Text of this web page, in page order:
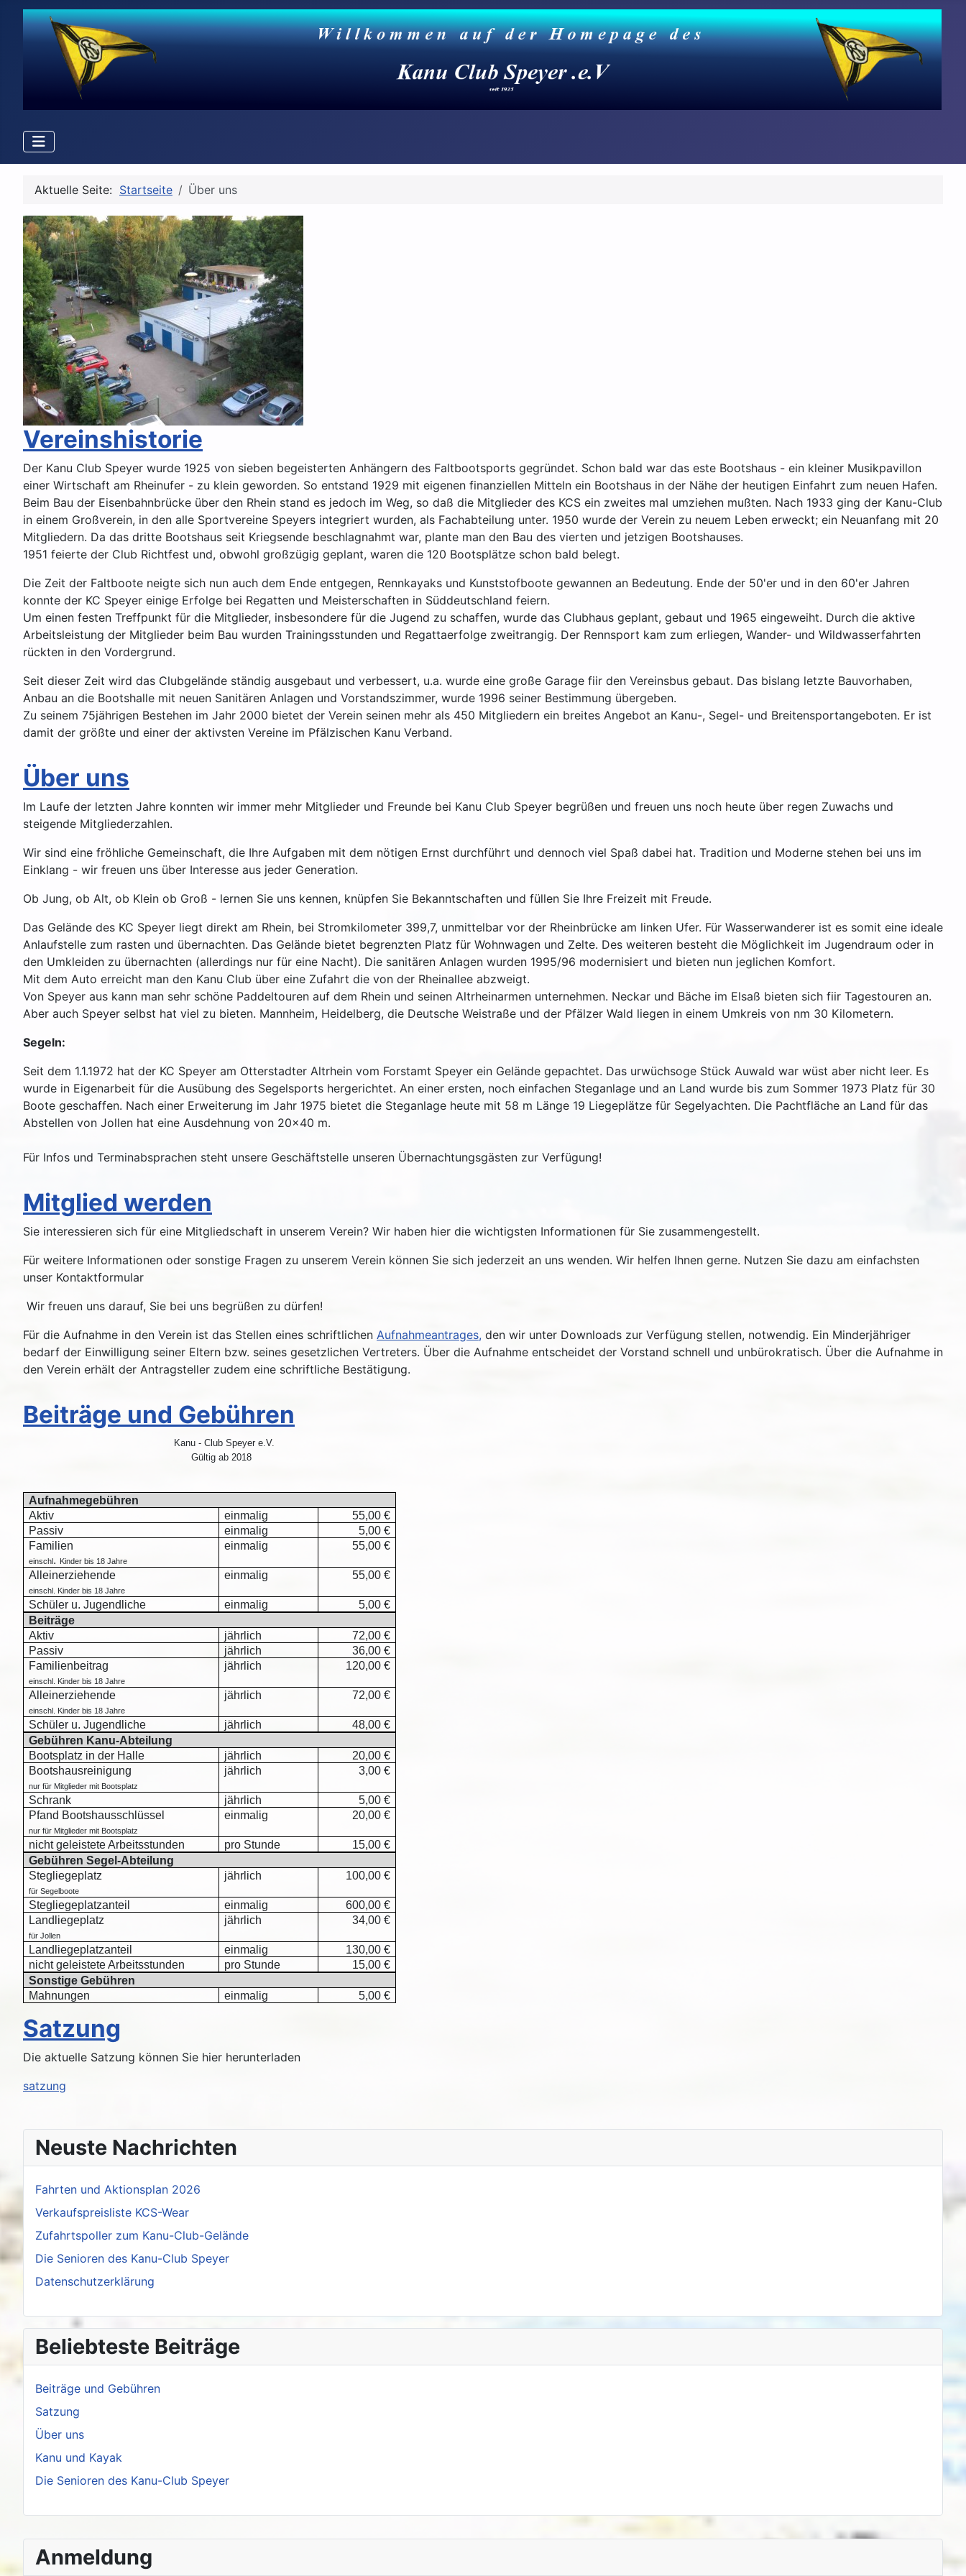
Anmeldung
Aktuelle Seite: Startseite Über uns
Vereinshistorie
Der Kanu Club Speyer wurde 1925 von sieben begeisterten Anhängern des Faltbootsports gegründet. Schon bald war das este Bootshaus - ein kleiner Musikpavillon
einer Wirtschaft am Rheinufer - zu klein geworden. So entstand 1929 mit eigenen finanziellen Mitteln ein Bootshaus in der Nähe der heutigen Einfahrt zum neuen Hafen.
Beim Bau der Eisenbahnbrücke über den Rhein stand es jedoch im Weg, so daß die Mitglieder des KCS ein zweites mal umziehen mußten. Nach 1933 ging der Kanu-Club
in einem Großverein, in den alle Sportvereine Speyers integriert wurden, als Fachabteilung unter. 1950 wurde der Verein zu neuem Leben erweckt; ein Neuanfang mit 20
Mitgliedern. Da das dritte Bootshaus seit Kriegsende beschlagnahmt war, plante man den Bau des vierten und jetzigen Bootshauses.
1951 feierte der Club Richtfest und, obwohl großzügig geplant, waren die 120 Bootsplätze schon bald belegt.
Die Zeit der Faltboote neigte sich nun auch dem Ende entgegen, Rennkayaks und Kunststofboote gewannen an Bedeutung. Ende der 50'er und in den 60'er Jahren
konnte der KC Speyer einige Erfolge bei Regatten und Meisterschaften in Süddeutschland feiern.
Um einen festen Treffpunkt für die Mitglieder, insbesondere für die Jugend zu schaffen, wurde das Clubhaus geplant, gebaut und 1965 eingeweiht. Durch die aktive
Arbeitsleistung der Mitglieder beim Bau wurden Trainingsstunden und Regattaerfolge zweitrangig. Der Rennsport kam zum erliegen, Wander- und Wildwasserfahrten
rückten in den Vordergrund.
Seit dieser Zeit wird das Clubgelände ständig ausgebaut und verbessert, u.a. wurde eine große Garage fiir den Vereinsbus gebaut. Das bislang letzte Bauvorhaben,
Anbau an die Bootshalle mit neuen Sanitären Anlagen und Vorstandszimmer, wurde 1996 seiner Bestimmung übergeben.
Zu seinem 75jährigen Bestehen im Jahr 2000 bietet der Verein seinen mehr als 450 Mitgliedern ein breites Angebot an Kanu-, Segel- und Breitensportangeboten. Er ist
damit der größte und einer der aktivsten Vereine im Pfälzischen Kanu Verband.
Über uns
Im Laufe der letzten Jahre konnten wir immer mehr Mitglieder und Freunde bei Kanu Club Speyer begrüßen und freuen uns noch heute über regen Zuwachs und
steigende Mitgliederzahlen.
Wir sind eine fröhliche Gemeinschaft, die Ihre Aufgaben mit dem nötigen Ernst durchführt und dennoch viel Spaß dabei hat. Tradition und Moderne stehen bei uns im
Einklang - wir freuen uns über Interesse aus jeder Generation.
Ob Jung, ob Alt, ob Klein ob Groß - lernen Sie uns kennen, knüpfen Sie Bekanntschaften und füllen Sie Ihre Freizeit mit Freude.
Das Gelände des KC Speyer liegt direkt am Rhein, bei Stromkilometer 399,7, unmittelbar vor der Rheinbrücke am linken Ufer. Für Wasserwanderer ist es somit eine ideale
Anlaufstelle zum rasten und übernachten. Das Gelände bietet begrenzten Platz für Wohnwagen und Zelte. Des weiteren besteht die Möglichkeit im Jugendraum oder in
den Umkleiden zu übernachten (allerdings nur für eine Nacht). Die sanitären Anlagen wurden 1995/96 modernisiert und bieten nun jeglichen Komfort.
Mit dem Auto erreicht man den Kanu Club über eine Zufahrt die von der Rheinallee abzweigt.
Von Speyer aus kann man sehr schöne Paddeltouren auf dem Rhein und seinen Altrheinarmen unternehmen. Neckar und Bäche im Elsaß bieten sich fiir Tagestouren an.
Aber auch Speyer selbst hat viel zu bieten. Mannheim, Heidelberg, die Deutsche Weistraße und der Pfälzer Wald liegen in einem Umkreis von nm 30 Kilometern.
Segeln:
Seit dem 1.1.1972 hat der KC Speyer am Otterstadter Altrhein vom Forstamt Speyer ein Gelände gepachtet. Das urwüchsoge Stück Auwald war wüst aber nicht leer. Es
wurde in Eigenarbeit für die Ausübung des Segelsports hergerichtet. An einer ersten, noch einfachen Steganlage und an Land wurde bis zum Sommer 1973 Platz für 30
Boote geschaffen. Nach einer Erweiterung im Jahr 1975 bietet die Steganlage heute mit 58 m Länge 19 Liegeplätze für Segelyachten. Die Pachtfläche an Land für das
Abstellen von Jollen hat eine Ausdehnung von 20x40 m.
Für Infos und Terminabsprachen steht unsere Geschäftstelle unseren Übernachtungsgästen zur Verfügung!
Mitglied werden
Sie interessieren sich für eine Mitgliedschaft in unserem Verein? Wir haben hier die wichtigsten Informationen für Sie zusammengestellt.
Für weitere Informationen oder sonstige Fragen zu unserem Verein können Sie sich jederzeit an uns wenden. Wir helfen Ihnen gerne. Nutzen Sie dazu am einfachsten
unser Kontaktformular
Wir freuen uns darauf, Sie bei uns begrüßen zu dürfen!
Für die Aufnahme in den Verein ist das Stellen eines schriftlichen Aufnahmeantrages, den wir unter Downloads zur Verfügung stellen, notwendig. Ein Minderjähriger
bedarf der Einwilligung seiner Eltern bzw. seines gesetzlichen Vertreters. Über die Aufnahme entscheidet der Vorstand schnell und unbürokratisch. Über die Aufnahme in
den Verein erhält der Antragsteller zudem eine schriftliche Bestätigung.
Beiträge und Gebühren
Kanu - Club Speyer e.V.
Gültig ab 2018
Aufnahmegebühren
Aktiv
einmalig
55,00 €
Passiv
einmalig
5,00 €
Familien
einschl. Kinder bis 18 Jahre
einmalig 55,00 €
Alleinerziehende
einschl. Kinder bis 18 Jahre
einmalig 55,00 €
Schüler u. Jugendliche einmalig
5,00 €
Beiträge
Aktiv
jährlich
72,00 €
Passiv
jährlich
36,00 €
Familienbeitrag
einschl. Kinder bis 18 Jahre
jährlich 120,00 €
Alleinerziehende
einschl. Kinder bis 18 Jahre
jährlich 72,00 €
Schüler u. Jugendliche jährlich
48,00 €
Gebühren Kanu-Abteilung
Bootsplatz in der Halle
jährlich
20,00 €
Bootshausreinigung
nur für Mitglieder mit Bootsplatz
jährlich 3,00 €
Schrank jährlich
5,00 €
Pfand Bootshausschlüssel
nur für Mitglieder mit Bootsplatz
einmalig 20,00 €
nicht geleistete Arbeitsstunden pro Stunde
15,00 €
Gebühren Segel-Abteilung
Stegliegeplatz
für Segelboote
jährlich 100,00 €
Stegliegeplatzanteil einmalig
600,00 €
Landliegeplatz
für Jollen
jährlich 34,00 €
Landliegeplatzanteil einmalig
130,00 €
nicht geleistete Arbeitsstunden
pro Stunde
15,00 €
Sonstige Gebühren
Mahnungen
einmalig 5,00 €
Satzung
Die aktuelle Satzung können Sie hier herunterladen
satzung
Neuste Nachrichten
Fahrten und Aktionsplan 2026
Verkaufspreisliste KCS-Wear
Zufahrtspoller zum Kanu-Club-Gelände
Die Senioren des Kanu-Club Speyer
Datenschutzerklärung
Beliebteste Beiträge
Beiträge und Gebühren
Satzung
Über uns
Kanu und Kayak
Die Senioren des Kanu-Club Speyer